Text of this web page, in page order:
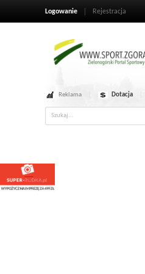
Logowanie Rejestracja
Reklama Dotacja